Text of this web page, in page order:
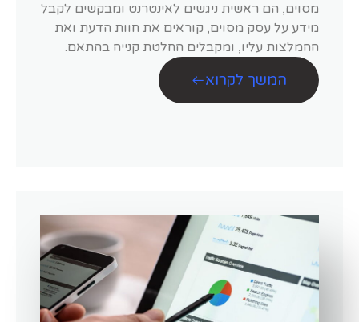
מסוים, הם ראשית ניגשים לאינטרנט ומבקשים לקבל
מידע על עסק מסוים, קוראים את חוות הדעת ואת
ההמלצות עליו, ומקבלים החלטת קנייה בהתאם.
המשך לקרוא